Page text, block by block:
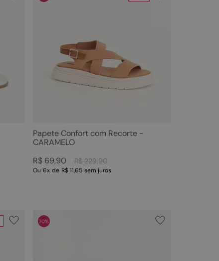
Papete Confort com Recorte -
CARAMELO
R$ 229,90
R$ 69,90
Ou 6x de R$ 11,65 sem juros
70%